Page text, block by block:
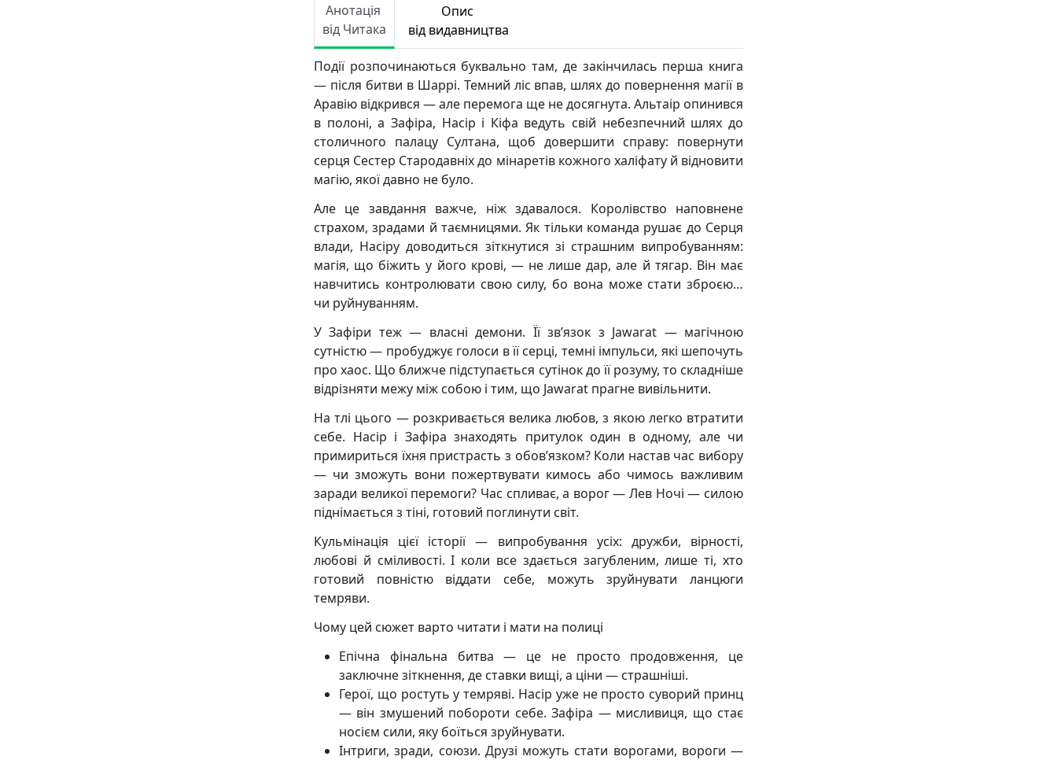
Анотація
від Читака
Опис
від видавництва
Події розпочинаються буквально там, де закінчилась перша книга
— після битви в Шаррі. Темний ліс впав, шлях до повернення магії в
Аравію відкрився — але перемога ще не досягнута. Альтаір опинився
в полоні, а Зафіра, Насір і Кіфа ведуть свій небезпечний шлях до
столичного палацу Султана, щоб довершити справу: повернути
серця Сестер Стародавніх до мінаретів кожного халіфату й відновити
магію, якої давно не було.
Але це завдання важче, ніж здавалося. Королівство наповнене
страхом, зрадами й таємницями. Як тільки команда рушає до Серця
влади, Насіру доводиться зіткнутися зі страшним випробуванням:
магія, що біжить у його крові, — не лише дар, але й тягар. Він має
навчитись контролювати свою силу, бо вона може стати зброєю…
чи руйнуванням.
У Зафіри теж — власні демони. Її зв’язок з Jawarat — магічною
сутністю — пробуджує голоси в її серці, темні імпульси, які шепочуть
про хаос. Що ближче підступається сутінок до її розуму, то складніше
відрізняти межу між собою і тим, що Jawarat прагне вивільнити.
На тлі цього — розкривається велика любов, з якою легко втратити
себе. Насір і Зафіра знаходять притулок один в одному, але чи
примириться їхня пристрасть з обов’язком? Коли настав час вибору
— чи зможуть вони пожертвувати кимось або чимось важливим
заради великої перемоги? Час спливає, а ворог — Лев Ночі — силою
піднімається з тіні, готовий поглинути світ.
Кульмінація цієї історії — випробування усіх: дружби, вірності,
любові й сміливості. І коли все здається загубленим, лише ті, хто
готовий повністю віддати себе, можуть зруйнувати ланцюги
темряви.
Чому цей сюжет варто читати і мати на полиці
Епічна фінальна битва — це не просто продовження, це
заключне зіткнення, де ставки вищі, а ціни — страшніші.
Герої, що ростуть у темряві. Насір уже не просто суворий принц
— він змушений побороти себе. Зафіра — мисливиця, що стає
носієм сили, яку боїться зруйнувати.
Інтриги, зради, союзи. Друзі можуть стати ворогами, вороги —